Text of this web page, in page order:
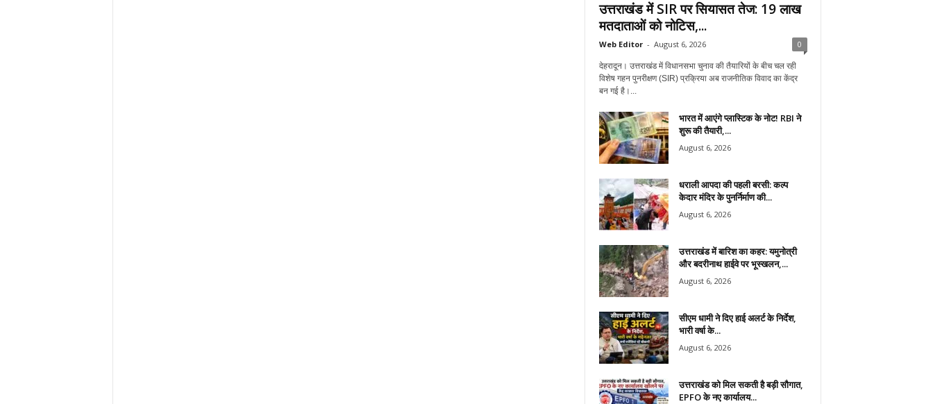
उत्तराखंड में SIR पर सियासत तेज: 19 लाख
मतदाताओं को नोटिस,...
Web Editor - August 6, 2026 0
देहरादून। उत्तराखंड में विधानसभा चुनाव की तैयारियों के बीच चल रही
विशेष गहन पुनरीक्षण (SIR) प्रक्रिया अब राजनीतिक विवाद का केंद्र
बन गई है।...
भारत में आएंगे प्लास्टिक के नोट! RBI ने
शुरू की तैयारी,...
August 6, 2026
धराली आपदा की पहली बरसी: कल्प
केदार मंदिर के पुनर्निर्माण की...
August 6, 2026
उत्तराखंड में बारिश का कहर: यमुनोत्री
और बदरीनाथ हाईवे पर भूस्खलन,...
August 6, 2026
सीएम धामी ने दिए हाई अलर्ट के निर्देश,
भारी वर्षा के...
August 6, 2026
उत्तराखंड को मिल सकती है बड़ी सौगात,
EPFO के नए कार्यालय...